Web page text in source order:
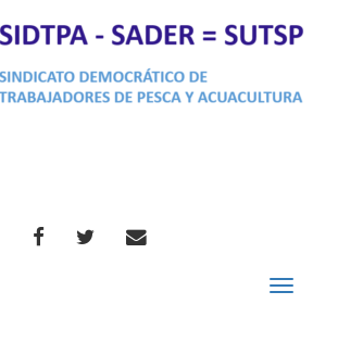
FACEBOOKTWITTERCORREO
Toggle